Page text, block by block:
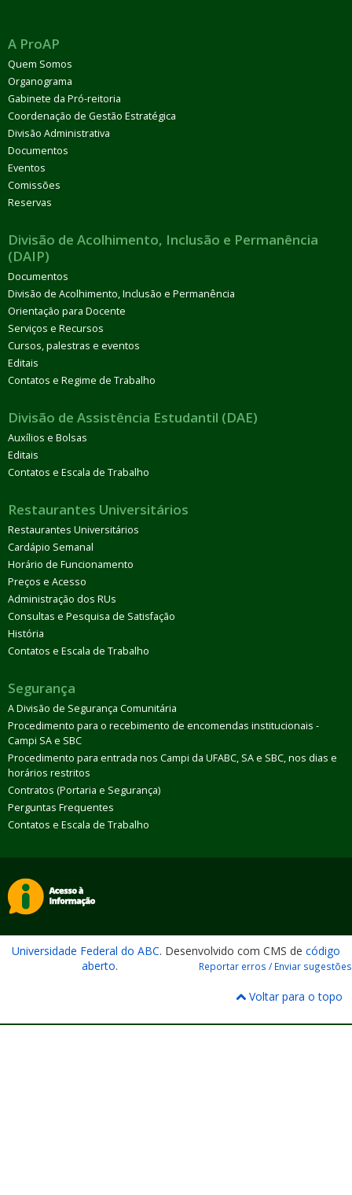
A ProAP
Quem Somos
Organograma
Gabinete da Pró-reitoria
Coordenação de Gestão Estratégica
Divisão Administrativa
Documentos
Eventos
Comissões
Reservas
Divisão de Acolhimento, Inclusão e Permanência
(DAIP)
Documentos
Divisão de Acolhimento, Inclusão e Permanência
Orientação para Docente
Serviços e Recursos
Cursos, palestras e eventos
Editais
Contatos e Regime de Trabalho
Divisão de Assistência Estudantil (DAE)
Auxílios e Bolsas
Editais
Contatos e Escala de Trabalho
Restaurantes Universitários
Restaurantes Universitários
Cardápio Semanal
Horário de Funcionamento
Preços e Acesso
Administração dos RUs
Consultas e Pesquisa de Satisfação
História
Contatos e Escala de Trabalho
Segurança
A Divisão de Segurança Comunitária
Procedimento para o recebimento de encomendas institucionais -
Campi SA e SBC
Procedimento para entrada nos Campi da UFABC, SA e SBC, nos dias e
horários restritos
Contratos (Portaria e Segurança)
Perguntas Frequentes
Contatos e Escala de Trabalho
Universidade Federal do ABC. Desenvolvido com CMS de código
aberto. Reportar erros / Enviar sugestões
Voltar para o topo